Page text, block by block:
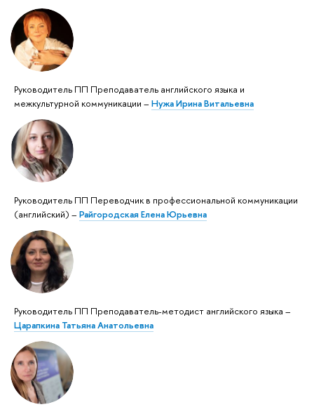
Руководитель ПП Преподаватель английского языка и
межкультурной коммуникации – Нужа Ирина Витальевна
Руководитель ПП Переводчик в профессиональной коммуникации
(английский) – Райгородская Елена Юрьевна
Руководитель ПП Преподаватель-методист английского языка –
Царапкина Татьяна Анатольевна